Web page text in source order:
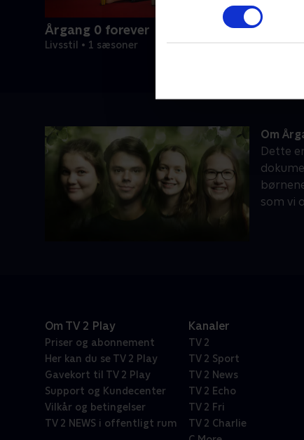
Årgang 0 forever
Livsstil • 1 sæsoner
Om
Dette
som vi
Om TV 2 Play
Priser og abonnement
Her kan du se TV 2 Play
Gavekort til TV 2 Play
Support og Kundecenter
Vilkår og betingelser
TV 2 NEWS i offentligt rum
Kanaler
TV 2
TV 2 Sport
TV 2 News
TV 2 Echo
TV 2 Fri
TV 2 Charlie